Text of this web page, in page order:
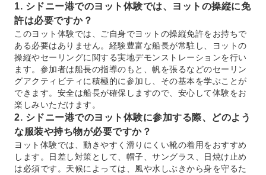
1. シドニー港でのヨット体験では、ヨットの操縦に免
許は必要ですか？
このヨット体験では、ご自身でヨットの操縦免許をお持ちで
ある必要はありません。経験豊富な船長が常駐し、ヨットの
操縦やセーリングに関する実地デモンストレーションを行い
ます。参加者は船長の指導のもと、帆を張るなどのセーリン
グアクティビティに積極的に参加し、その基本を学ぶことが
できます。安全は船長が確保しますので、安心して体験をお
楽しみいただけます。
2. シドニー港でのヨット体験に参加する際、どのよう
な服装や持ち物が必要ですか？
ヨット体験では、動きやすく滑りにくい靴の着用をおすすめ
します。日差し対策として、帽子、サングラス、日焼け止め
は必須です。天候によっては、風や水しぶきから身を守るた